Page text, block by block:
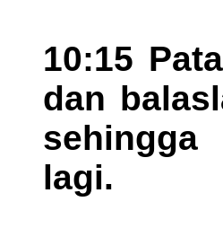
10:15
dan
lagi.